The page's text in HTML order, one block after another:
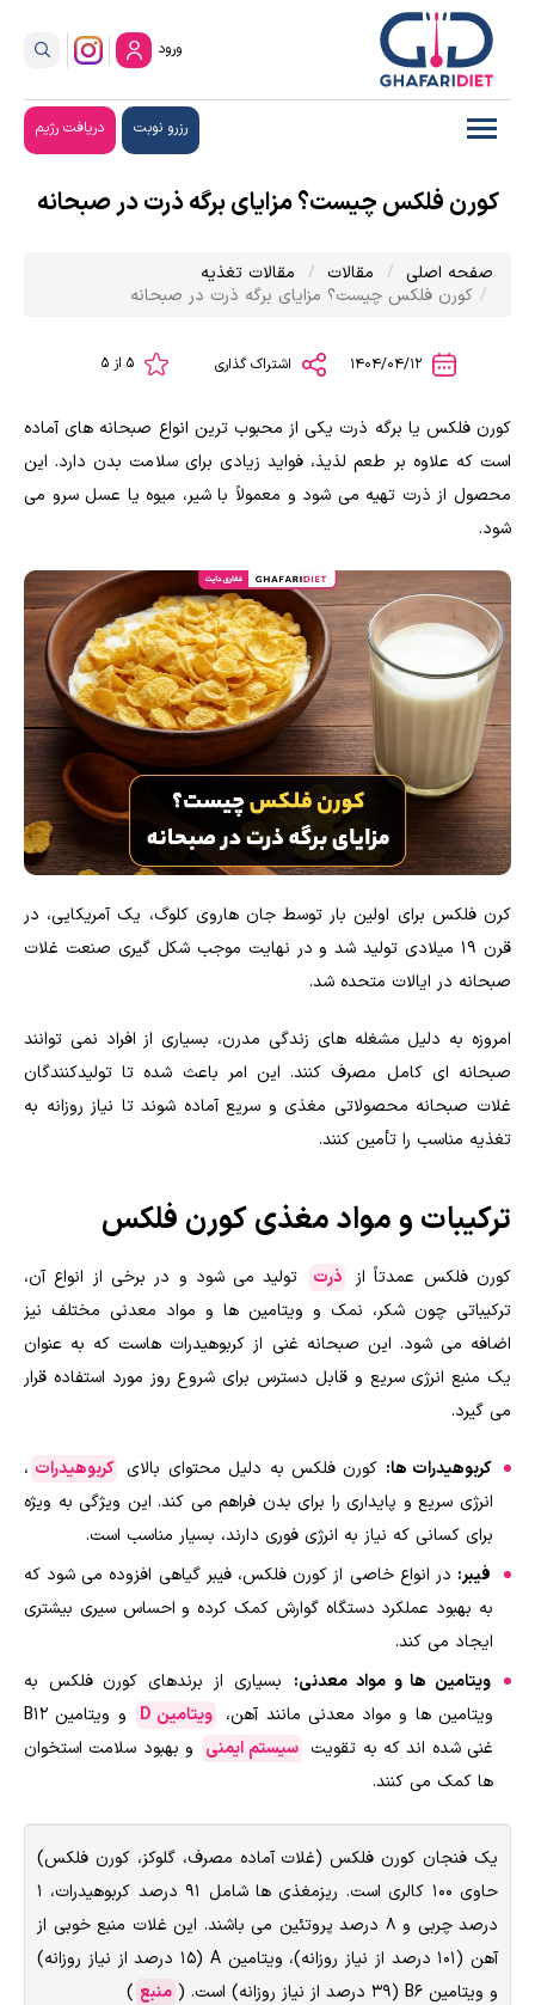
ورود
رزرو نوبت دریافت رژیم
کورن فلکس چیست؟ مزایای برگه ذرت در صبحانه
صفحه اصلی مقالات
مقالات تغذیه
کورن فلکس چیست؟ مزایای برگه ذرت در صبحانه
اشتراک گذاری
کورن فلکس یا برگه ذرت یکی از محبوب ترین انواع صبحانه های آماده
است که علاوه بر طعم لذیذ، فواید زیادی برای سلامت بدن دارد. این
محصول از ذرت تهیه می شود و معمولاً با شیر، میوه یا عسل سرو می
شود.
کرن فلکس برای اولین بار توسط جان هاروی کلوگ، یک آمریکایی، در
قرن ۱۹ میلادی تولید شد و در نهایت موجب شکل گیری صنعت غلات
صبحانه در ایالات متحده شد.
امروزه به دلیل مشغله های زندگی مدرن، بسیاری از افراد نمی توانند
صبحانه ای کامل مصرف کنند. این امر باعث شده تا تولیدکنندگان
غلات صبحانه محصولاتی مغذی و سریع آماده شوند تا نیاز روزانه به
تغذیه مناسب را تأمین کنند.
ترکیبات و مواد مغذی کورن فلکس
کورن فلکس عمدتاً از ذرت
تولید می شود و در برخی از انواع آن،
ترکیباتی چون شکر، نمک و ویتامین ها و مواد معدنی مختلف نیز
اضافه می شود. این صبحانه غنی از کربوهیدرات هاست که به عنوان
یک منبع انرژی سریع و قابل دسترس برای شروع روز مورد استفاده قرار
می گیرد.
کربوهیدرات ها: کورن فلکس به دلیل محتوای بالای کربوهیدرات ،
انرژی سریع و پایداری را برای بدن فراهم می کند. این ویژگی به ویژه
برای کسانی که نیاز به انرژی فوری دارند، بسیار مناسب است.
فیبر: در انواع خاصی از کورن فلکس، فیبر گیاهی افزوده می شود که
به بهبود عملکرد دستگاه گوارش کمک کرده و احساس سیری بیشتری
ایجاد می کند.
ویتامین ها و مواد معدنی: بسیاری از برندهای کورن فلکس به
ویتامین ها و مواد معدنی مانند آهن، ویتامین D
و ویتامین B12
غنی شده اند که به تقویت سیستم ایمنی و بهبود سلامت استخوان
ها کمک می کنند.
یک فنجان کورن فلکس (غلات آماده مصرف، گلوکز، کورن فلکس)
حاوی ۱۰۰ کالری است. ریزمغذی ها شامل ۹۱ درصد کربوهیدرات، ۱
درصد چربی و ۸ درصد پروتئین می باشند. این غلات منبع خوبی از
آهن (۱۰۱ درصد از نیاز روزانه)، ویتامین A (۱۵ درصد از نیاز روزانه)
و ویتامین B6 (۳۹ درصد از نیاز روزانه) است. (
منبع )